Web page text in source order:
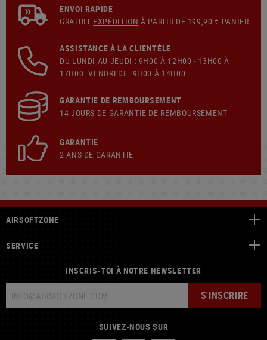
ENVOI RAPIDE
GRATUIT EXPÉDITION À PARTIR DE 199,90 € PANIER
ASSISTANCE À LA CLIENTÈLE
DU LUNDI AU JEUDI : 9H00 À 12H00 - 13H00 À
17H00. VENDREDI : 9H00 À 14H00
GARANTIE DE REMBOURSEMENT
14 JOURS DE GARANTIE DE REMBOURSEMENT
GARANTIE
2 ANS DE GARANTIE
AIRSOFTZONE
SERVICE
INSCRIS-TOI À NOTRE NEWSLETTER
S'INSCRIRE
SUIVEZ-NOUS SUR